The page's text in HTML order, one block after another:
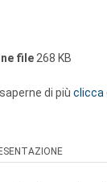
file 268 KB
di più clicca